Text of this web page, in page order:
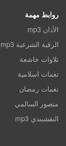
روابط مهمة
الأذان mp3
الرقية الشرعية mp3
تلاوات خاشعة
نغمات اسلامية
نغمات رمضان
منصور السالمي
النقشبندي mp3